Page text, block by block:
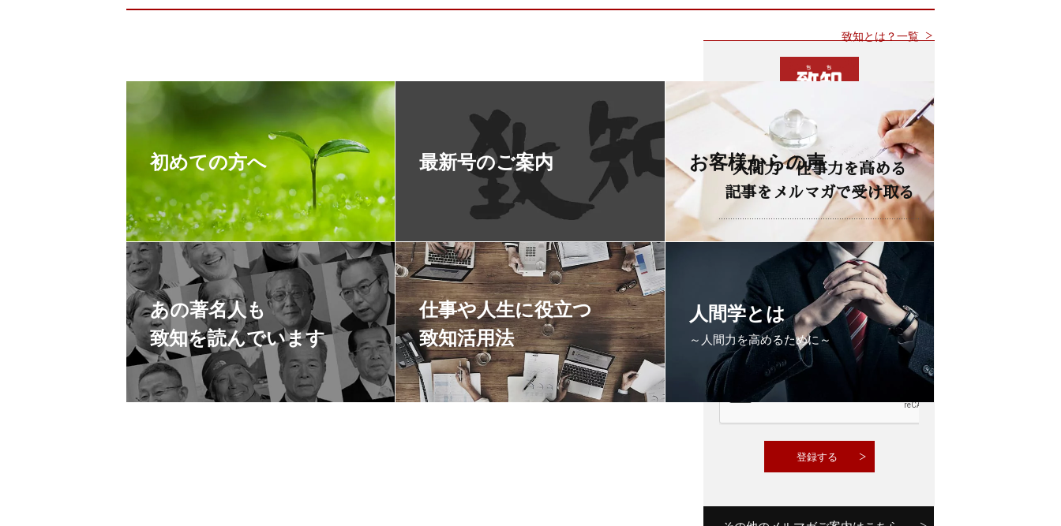
致知とは？一覧
初めての方へ 最新号のご案内 お客様からの声
あの著名人も
致知を読んでいます
仕事や人生に役立つ
致知活用法
人間学とは
～人間力を高めるために～
人間力・仕事力を高める
記事をメルマガで受け取る
メルマガ読者６万人の致知出版社
公式「人間力メルマガ」に登録する
（登録無料・特典付き）